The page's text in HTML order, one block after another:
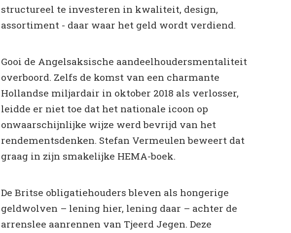
structureel te investeren in kwaliteit, design,
assortiment - daar waar het geld wordt verdiend.
Gooi de Angelsaksische aandeelhoudersmentaliteit
overboord. Zelfs de komst van een charmante
Hollandse miljardair in oktober 2018 als verlosser,
leidde er niet toe dat het nationale icoon op
onwaarschijnlijke wijze werd bevrijd van het
rendementsdenken. Stefan Vermeulen beweert dat
graag in zijn smakelijke HEMA-boek.
De Britse obligatiehouders bleven als hongerige
geldwolven – lening hier, lening daar – achter de
arrenslee aanrennen van Tjeerd Jegen. Deze